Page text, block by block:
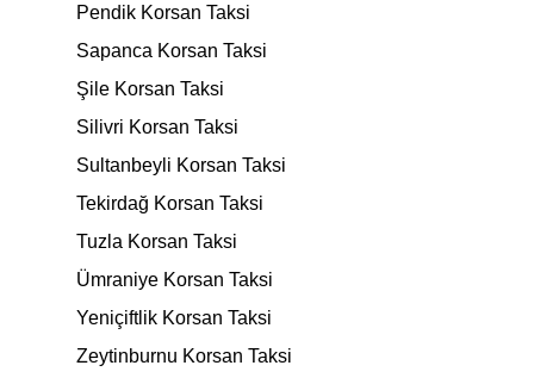
Pendik Korsan Taksi
Sapanca Korsan Taksi
Şile Korsan Taksi
Silivri Korsan Taksi
Sultanbeyli Korsan Taksi
Tekirdağ Korsan Taksi
Tuzla Korsan Taksi
Ümraniye Korsan Taksi
Yeniçiftlik Korsan Taksi
Zeytinburnu Korsan Taksi